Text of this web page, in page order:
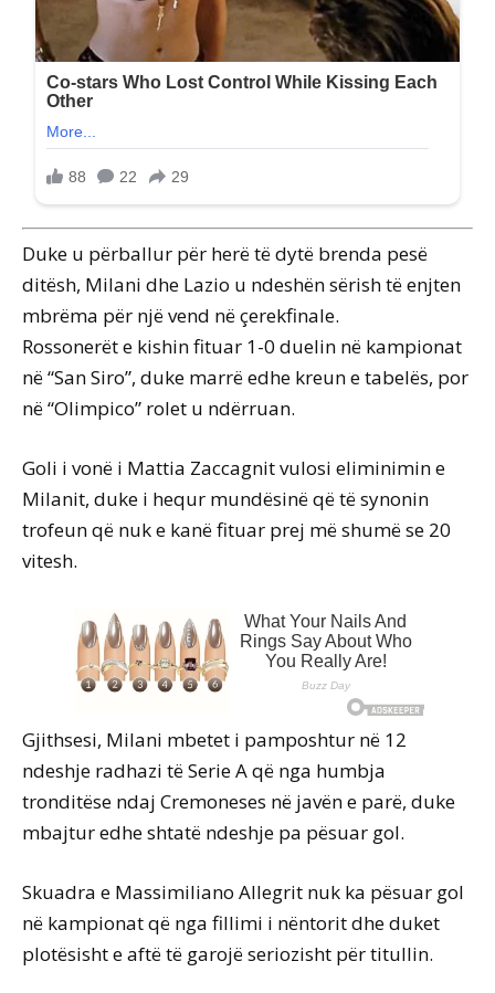
Duke u përballur për herë të dytë brenda pesë
ditësh, Milani dhe Lazio u ndeshën sërish të enjten
mbrëma për një vend në çerekfinale.
Rossonerët e kishin fituar 1-0 duelin në kampionat
në “San Siro”, duke marrë edhe kreun e tabelës, por
në “Olimpico” rolet u ndërruan.
Goli i vonë i Mattia Zaccagnit vulosi eliminimin e
Milanit, duke i hequr mundësinë që të synonin
trofeun që nuk e kanë fituar prej më shumë se 20
vitesh.
Gjithsesi, Milani mbetet i pamposhtur në 12
ndeshje radhazi të Serie A që nga humbja
tronditëse ndaj Cremoneses në javën e parë, duke
mbajtur edhe shtatë ndeshje pa pësuar gol.
Skuadra e Massimiliano Allegrit nuk ka pësuar gol
në kampionat që nga fillimi i nëntorit dhe duket
plotësisht e aftë të garojë seriozisht për titullin.